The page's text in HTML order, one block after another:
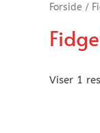
Forside /
Viser 1